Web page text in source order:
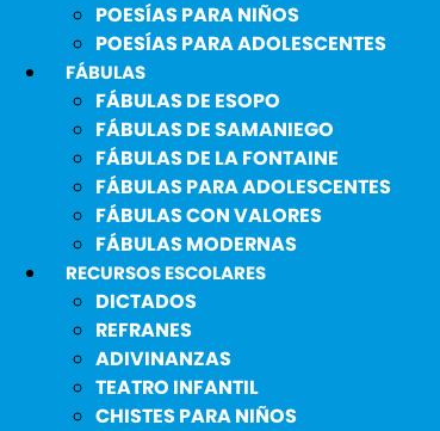
POESÍAS PARA NIÑOS
POESÍAS PARA ADOLESCENTES
FÁBULAS
FÁBULAS DE ESOPO
FÁBULAS DE SAMANIEGO
FÁBULAS DE LA FONTAINE
FÁBULAS PARA ADOLESCENTES
FÁBULAS CON VALORES
FÁBULAS MODERNAS
RECURSOS ESCOLARES
DICTADOS
REFRANES
ADIVINANZAS
TEATRO INFANTIL
CHISTES PARA NIÑOS